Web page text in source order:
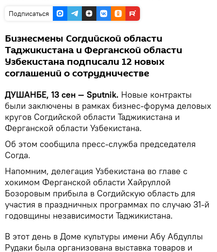
Подписаться
Бизнесмены Согдийской области
Таджикистана и Ферганской области
Узбекистана подписали 12 новых
соглашений о сотрудничестве
ДУШАНБЕ, 13 сен — Sputnik. Новые контракты
были заключены в рамках бизнес-форума деловых
кругов Согдийской области Таджикистана и
Ферганской области Узбекистана.
Об этом сообщила пресс-служба председателя
Согда.
Напомним, делегация Узбекистана во главе с
хокимом Ферганской области Хайруллой
Бозоровым прибыла в Согдийскую область для
участия в праздничных программах по случаю 31-й
годовщины независимости Таджикистана.
В этот день в Доме культуры имени Абу Абдуллы
Рудаки была организована выставка товаров и